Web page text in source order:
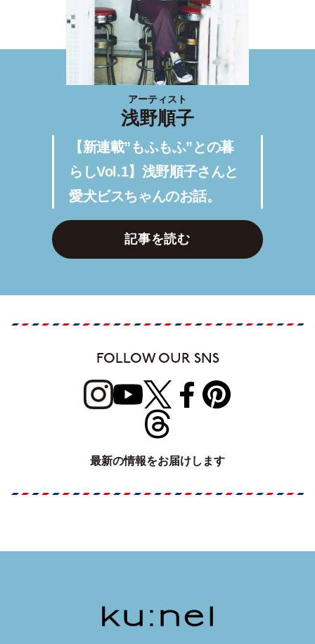
アーティスト
浅野順子
【新連載”もふもふ”との暮
らしVol.1】浅野順子さんと
愛犬ビスちゃんのお話。
記事を読む
FOLLOW OUR SNS
最新の情報をお届けします